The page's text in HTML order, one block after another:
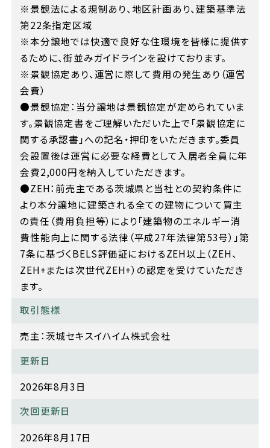
※景観法による規制あり、地区計画あり、建築基準法
第22条指定区域
※本分譲地では快適で良好な住環境を皆様に提供す
るために、街並みガイドラインを設けております。
※景観協定あり、運営に際して費用の発生あり（運営
会費）
●景観協定：当分譲地は景観協定が定められていま
す。景観協定書をご理解いただいた上で「景観協定に
関する承認書」への記名・押印をいただきます。委員
会設置後は運営に必要な経費として入居者全員に年
会費2,000円を納入していただきます。
●ZEH：前売主である茨城県と当社との契約条件に
より本分譲地に建築される全ての建物について買主
の責任（費用負担等）により「建築物のエネルギー消
費性能向上に関する法律（平成27年法律第53号）」第
7条に基づくBELS評価証におけるZEH以上（ZEH、
ZEH+または次世代ZEH+）の認定を受けていただき
ます。
取引態様
売主：茨城セキスイハイム株式会社
更新日
2026年8月3日
次回更新日
2026年8月17日